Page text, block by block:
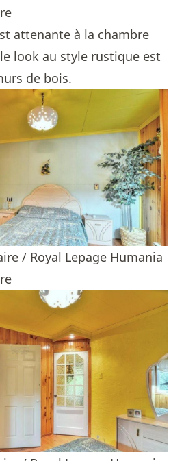
attenante à la chambre
look au style rustique est
de bois.
/ Royal Lepage Humania